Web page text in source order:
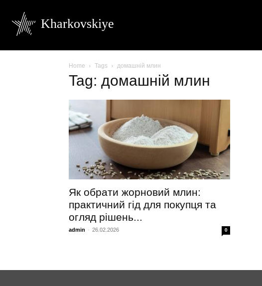
Kharkovskiye
Home Tags домашній млин
Tag: домашній млин
Як обрати жорновий млин:
практичний гід для покупця та
огляд рішень...
admin - 26.02.2026 0